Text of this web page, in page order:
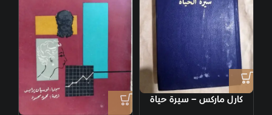
كارل ماركس – سيرة حياة